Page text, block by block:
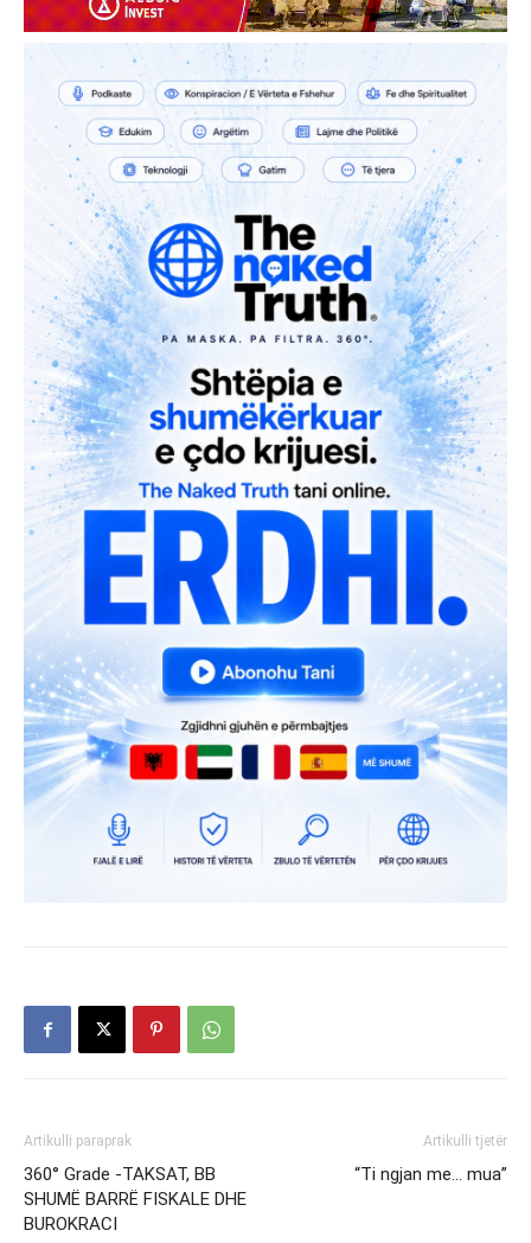
Artikulli paraprak
360° Grade -TAKSAT, BB
SHUMË BARRË FISKALE DHE
BUROKRACI
Artikulli tjetër
“Ti ngjan me… mua”